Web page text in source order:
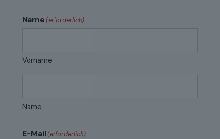
Name(erforderlich)
Vorname
Name
E-Mail(erforderlich)